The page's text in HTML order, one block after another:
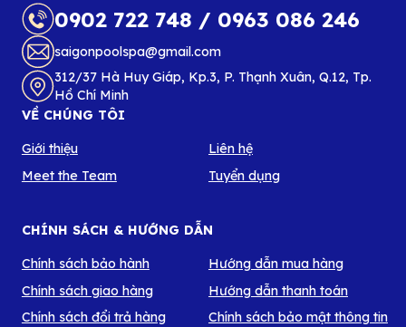
0902 722 748 / 0963 086 246
saigonpoolspa@gmail.com
312/37 Hà Huy Giáp, Kp.3, P. Thạnh Xuân, Q.12, Tp.
Hồ Chí Minh
VỀ CHÚNG TÔI
Giới thiệu
Meet the Team
Liên hệ
Tuyển dụng
CHÍNH SÁCH & HƯỚNG DẪN
Chính sách bảo hành
Chính sách giao hàng
Chính sách đổi trả hàng
Hướng dẫn mua hàng
Hướng dẫn thanh toán
Chính sách bảo mật thông tin